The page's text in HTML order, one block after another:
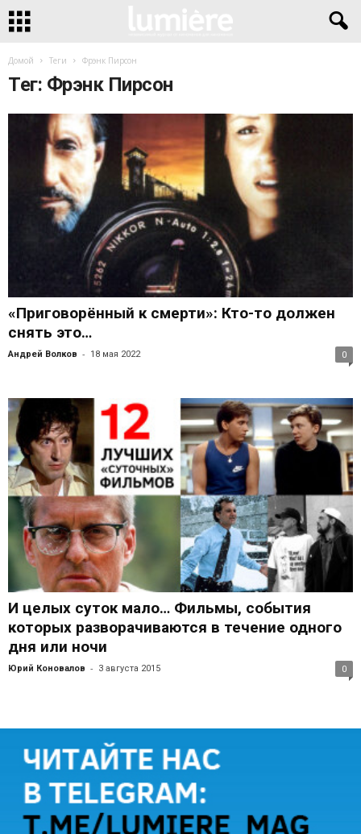
Домой Теги Фрэнк Пирсон
Тег: Фрэнк Пирсон
«Приговорённый к смерти»: Кто-то должен
снять это…
Андрей Волков - 18 мая 2022 0
И целых суток мало… Фильмы, события
которых разворачиваются в течение одного
дня или ночи
Юрий Коновалов - 3 августа 2015 0